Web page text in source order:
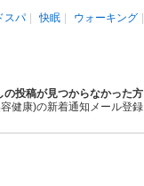
スパ 快眠 ウォーキング
投稿が見つからなかった方
健康)の新着通知メール登録